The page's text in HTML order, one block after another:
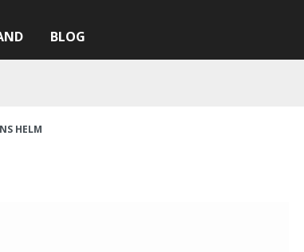
BLOG
HELM